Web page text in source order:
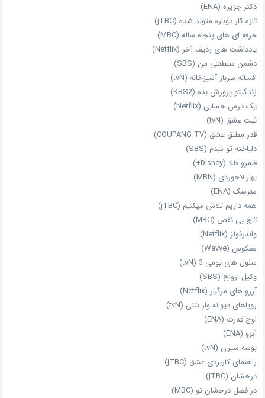
دکتر جزیره (ENA)
تازه‌ کار دوباره‌ متولد شده (jTBC)
حرفه‌ ای‌ های پنجاه‌ ساله (MBC)
یادداشت‌ های ردیف آخر (Netflix)
دشمن سلطنتی من (SBS)
افسانه سرباز آشپزخانه (tvN)
زندگیتو پرورش بده (KBS2)
یک درس حسابی (Netflix)
ثبت عشق (tvN)
قدر مطلق عشق (COUPANG TV)
دلباخته تو شدم (SBS)
قلمرو طلا (Disney+)
بهار لاجوردی (MBN)
مترسک (ENA)
همه داریم تلاش میکنیم (jTBC)
تاج بی‌ نقص (MBC)
واندرفولز (Netflix)
معکوس (Wavve)
سلول های یومی 3 (tvN)
وکیل ارواح (SBS)
آرزو های مرگبار (Netflix)
رویاهای دیوانه‌ وار بتنی (tvN)
اوج قدرت (ENA)
آبرو (ENA)
بوسه سیرن (tvN)
راهنمای کاربردی عشق (jTBC)
درخشان (jTBC)
در فصل درخشان تو (MBC)